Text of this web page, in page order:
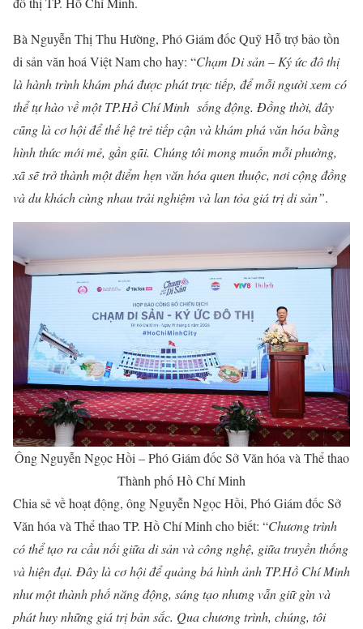
Bà Nguyễn Thị Thu Hường, Phó Giám đốc Quỹ Hỗ trợ bảo tồn
di sản văn hoá Việt Nam cho hay: “Chạm Di sản – Ký ức đô thị
là hành trình khám phá được phát trực tiếp, để mỗi người xem có
thể tự hào về một TP.Hồ Chí Minh sống động. Đồng thời, đây
cũng là cơ hội để thế hệ trẻ tiếp cận và khám phá văn hóa bằng
hình thức mới mẻ, gần gũi. Chúng tôi mong muốn mỗi phường,
xã sẽ trở thành một điểm hẹn văn hóa quen thuộc, nơi cộng đồng
và du khách cùng nhau trải nghiệm và lan tỏa giá trị di sản”.
Ông Nguyễn Ngọc Hồi – Phó Giám đốc Sở Văn hóa và Thể thao
Thành phố Hồ Chí Minh
Chia sẻ về hoạt động, ông Nguyễn Ngọc Hồi, Phó Giám đốc Sở
Văn hóa và Thể thao TP. Hồ Chí Minh cho biết: “Chương trình
có thể tạo ra cầu nối giữa di sản và công nghệ, giữa truyền thống
và hiện đại. Đây là cơ hội để quảng bá hình ảnh TP.Hồ Chí Minh
như một thành phố năng động, sáng tạo nhưng vẫn giữ gìn và
phát huy những giá trị bản sắc. Qua chương trình, chúng, tôi